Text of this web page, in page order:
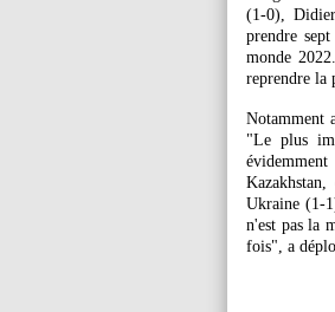
(1-0),
prendre
monde
reprendre la
Notamment
"Le plus
Ukraine (1-
n'est pas la
fois", a